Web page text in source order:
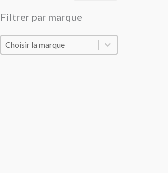
Filtrer par marque
Filtrer par marque
Filtrer par marque